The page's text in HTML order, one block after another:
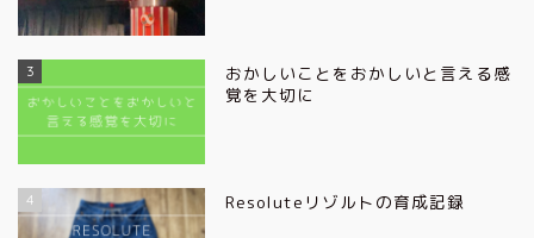
3
おかしいことをおかしいと言える感
覚を大切に
4 Resoluteリゾルトの育成記録